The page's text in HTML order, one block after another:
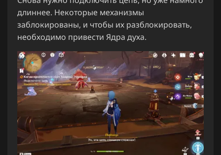
длиннее. Некоторые механизмы
заблокированы, и чтобы их разблокировать,
необходимо привести Ядра духа.